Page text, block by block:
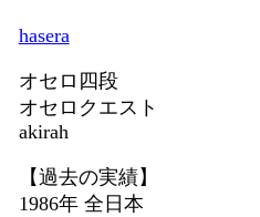
hasera
オセロ四段
オセロクエスト
akirah
【過去の実績】
1986年 全日本